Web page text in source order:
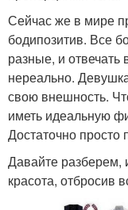
Сейчас же в мире
бодипозитив. Все
разные, и
нереально.
свою внешность.
иметь идеальную
Достаточно просто
Давайте разберем,
красота, отбросив